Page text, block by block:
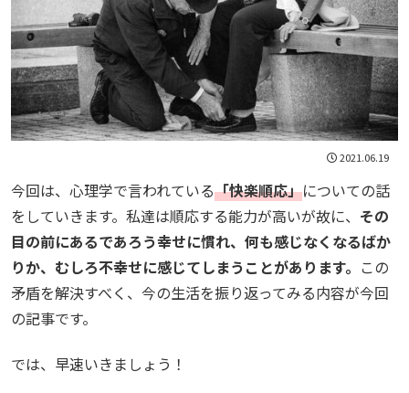
2021.06.19
今回は、心理学で言われている「快楽順応」についての話
をしていきます。私達は順応する能力が高いが故に、 その
目の前にあるであろう幸せに慣れ、何も感じなくなるばか
りか、むしろ不幸せに感じてしまうことがあります。 この
矛盾を解決すべく、今の生活を振り返ってみる内容が今回
の記事です。
では、早速いきましょう！